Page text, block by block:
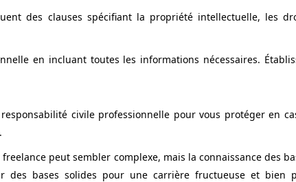
des clauses spécifiant la propriété intellectuelle, les
en incluant toutes les informations nécessaires.
civile professionnelle pour vous protéger en
peut sembler complexe, mais la connaissance des
des bases solides pour une carrière fructueuse et bien